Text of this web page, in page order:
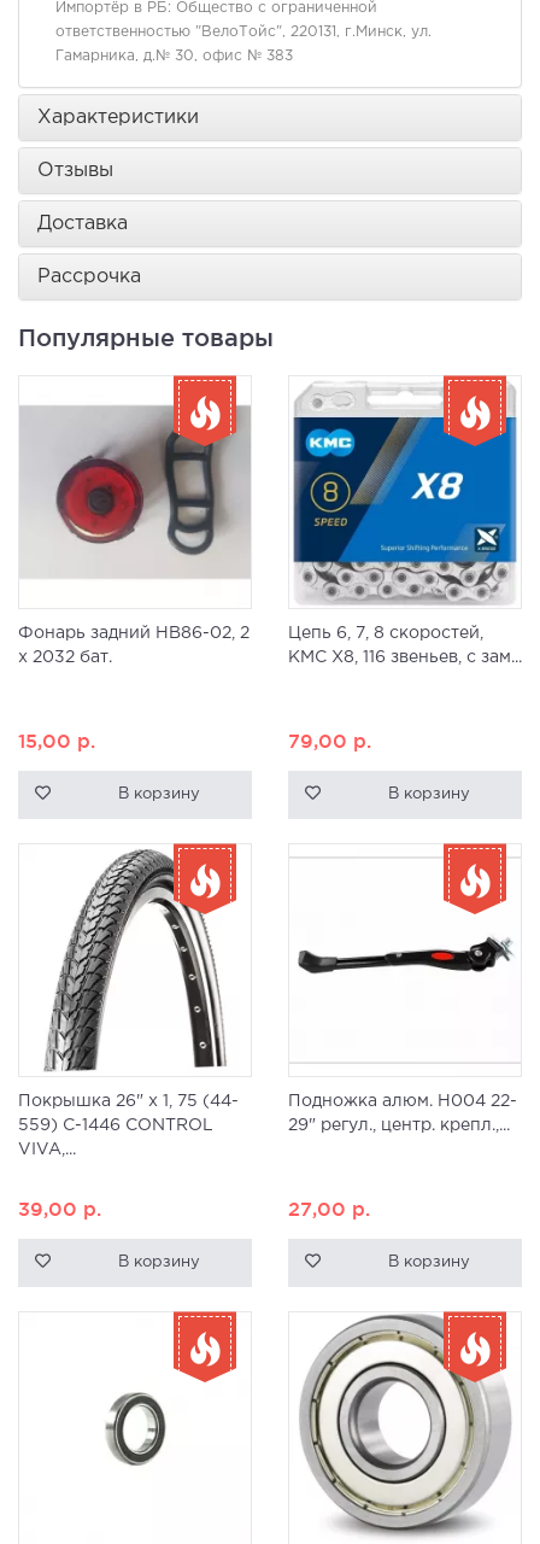
Импортёр в РБ: Общество с ограниченной
ответственностью "ВелоТойс", 220131, г.Минск, ул.
Гамарника, д.№ 30, офис № 383
Характеристики
Отзывы
Доставка
Рассрочка
Популярные товары
Фонарь задний HB86-02, 2
x 2032 бат.
15,00 р.
В корзину
Цепь 6, 7, 8 скоростей,
KMC X8, 116 звеньев, с зам...
79,00 р.
В корзину
Покрышка 26" x 1, 75 (44-
559) C-1446 CONTROL
VIVA,...
39,00 р.
В корзину
Подножка алюм. H004 22-
29" регул., центр. крепл.,...
27,00 р.
В корзину